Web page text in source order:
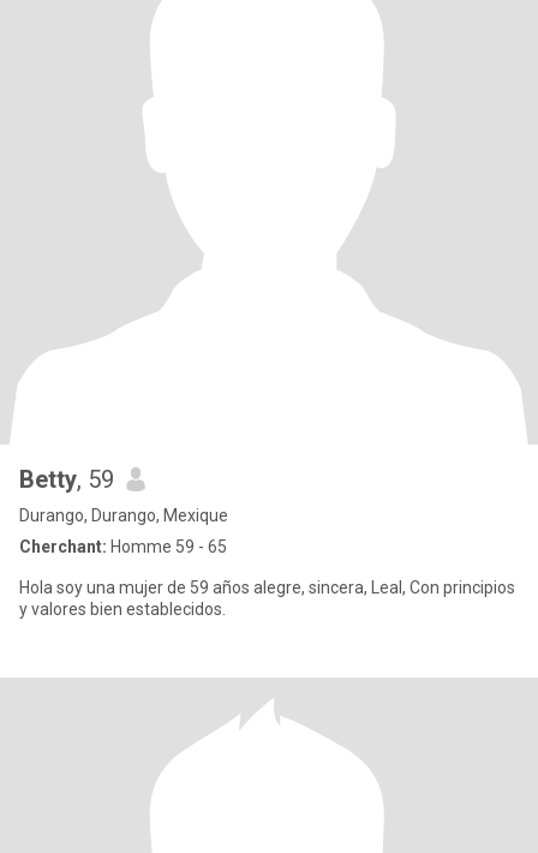
Betty, 59
Durango, Durango, Mexique
Cherchant: Homme 59 - 65
Hola soy una mujer de 59 años alegre, sincera, Leal, Con principios
y valores bien establecidos.